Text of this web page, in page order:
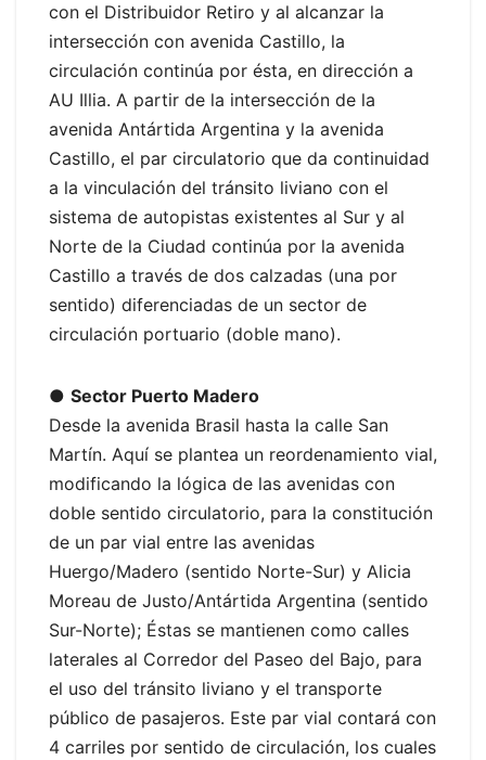
con el Distribuidor Retiro y al alcanzar la
intersección con avenida Castillo, la
circulación continúa por ésta, en dirección a
AU Illia. A partir de la intersección de la
avenida Antártida Argentina y la avenida
Castillo, el par circulatorio que da continuidad
a la vinculación del tránsito liviano con el
sistema de autopistas existentes al Sur y al
Norte de la Ciudad continúa por la avenida
Castillo a través de dos calzadas (una por
sentido) diferenciadas de un sector de
circulación portuario (doble mano).
● Sector Puerto Madero
Desde la avenida Brasil hasta la calle San
Martín. Aquí se plantea un reordenamiento vial,
modificando la lógica de las avenidas con
doble sentido circulatorio, para la constitución
de un par vial entre las avenidas
Huergo/Madero (sentido Norte-Sur) y Alicia
Moreau de Justo/Antártida Argentina (sentido
Sur-Norte); Éstas se mantienen como calles
laterales al Corredor del Paseo del Bajo, para
el uso del tránsito liviano y el transporte
público de pasajeros. Este par vial contará con
4 carriles por sentido de circulación, los cuales